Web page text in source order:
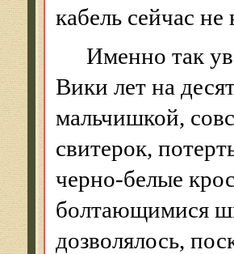
кабель сейчас
Именно так
Вики лет на
мальчишкой,
свитерок,
черно-белые
болтающимися
дозволялось,